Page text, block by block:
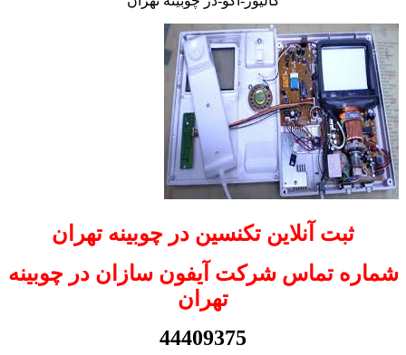
ثبت آنلاین تکنسین در چوبینه تهران
شماره تماس شرکت آیفون سازان در چوبینه
تهران
44409375